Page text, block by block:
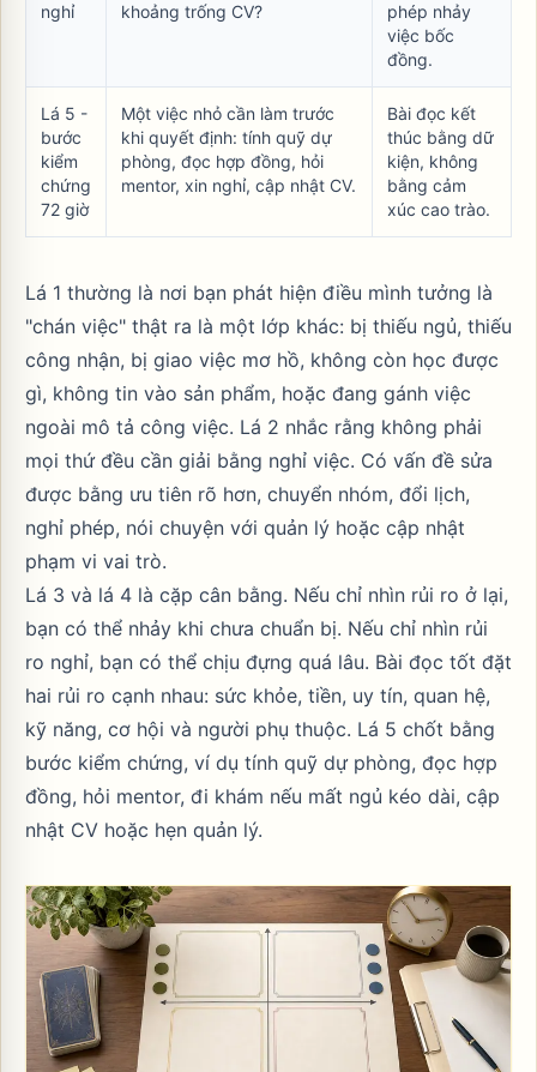
nghỉ
khoảng trống CV?
phép nhảy
việc bốc
đồng.
Lá 5 -
bước
kiểm
chứng
72 giờ
Một việc nhỏ cần làm trước
khi quyết định: tính quỹ dự
phòng, đọc hợp đồng, hỏi
mentor, xin nghỉ, cập nhật CV.
Bài đọc kết
thúc bằng dữ
kiện, không
bằng cảm
xúc cao trào.
Lá 1 thường là nơi bạn phát hiện điều mình tưởng là
"chán việc" thật ra là một lớp khác: bị thiếu ngủ, thiếu
công nhận, bị giao việc mơ hồ, không còn học được
gì, không tin vào sản phẩm, hoặc đang gánh việc
ngoài mô tả công việc. Lá 2 nhắc rằng không phải
mọi thứ đều cần giải bằng nghỉ việc. Có vấn đề sửa
được bằng ưu tiên rõ hơn, chuyển nhóm, đổi lịch,
nghỉ phép, nói chuyện với quản lý hoặc cập nhật
phạm vi vai trò.
Lá 3 và lá 4 là cặp cân bằng. Nếu chỉ nhìn rủi ro ở lại,
bạn có thể nhảy khi chưa chuẩn bị. Nếu chỉ nhìn rủi
ro nghỉ, bạn có thể chịu đựng quá lâu. Bài đọc tốt đặt
hai rủi ro cạnh nhau: sức khỏe, tiền, uy tín, quan hệ,
kỹ năng, cơ hội và người phụ thuộc. Lá 5 chốt bằng
bước kiểm chứng, ví dụ tính quỹ dự phòng, đọc hợp
đồng, hỏi mentor, đi khám nếu mất ngủ kéo dài, cập
nhật CV hoặc hẹn quản lý.